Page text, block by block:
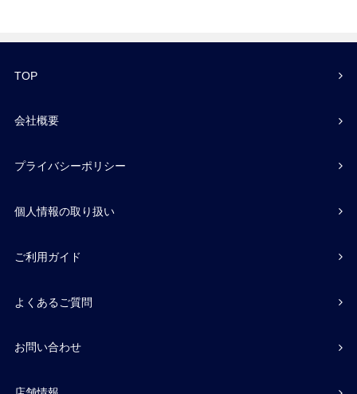
TOP
会社概要
プライバシーポリシー
個人情報の取り扱い
ご利用ガイド
よくあるご質問
お問い合わせ